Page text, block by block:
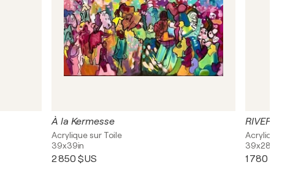
À la Kermesse
Acrylique sur Toile
39x39in
2 850 $US
39x28in
1 780